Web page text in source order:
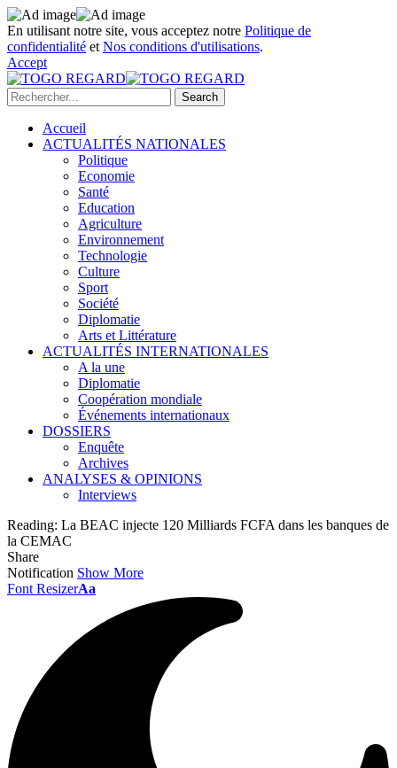
En utilisant notre site, vous acceptez notre Politique de
confidentialité et Nos conditions d'utilisations.
Accept
Accueil
ACTUALITÉS NATIONALES
Politique
Economie
Santé
Education
Agriculture
Environnement
Technologie
Culture
Sport
Société
Diplomatie
Arts et Littérature
ACTUALITÉS INTERNATIONALES
A la une
Diplomatie
Coopération mondiale
Événements internationaux
DOSSIERS
Enquête
Archives
ANALYSES & OPINIONS
Interviews
Reading: La BEAC injecte 120 Milliards FCFA dans les banques de
la CEMAC
Share
Notification Show More
Font ResizerAa